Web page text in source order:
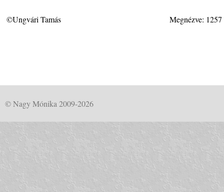
©Ungvári Tamás Megnézve:
© Nagy Mónika 2009-2026